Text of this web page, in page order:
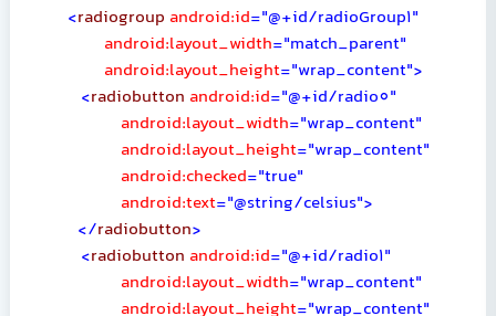
<radiogroup android:id="@+id/radioGroup1"
android:layout_width="match_parent"
android:layout_height="wrap_content">
<radiobutton android:id="@+id/radio0"
android:layout_width="wrap_content"
android:layout_height="wrap_content"
android:checked="true"
android:text="@string/celsius">
</radiobutton>
<radiobutton android:id="@+id/radio1"
android:layout_width="wrap_content"
android:layout_height="wrap_content"